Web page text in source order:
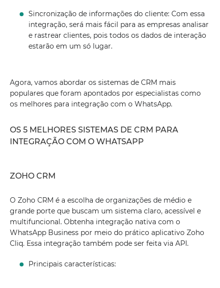
Sincronização de informações do cliente: Com essa
integração, será mais fácil para as empresas analisar
e rastrear clientes, pois todos os dados de interação
estarão em um só lugar.
Agora, vamos abordar os sistemas de CRM mais
populares que foram apontados por especialistas como
os melhores para integração com o WhatsApp.
OS 5 MELHORES SISTEMAS DE CRM PARA
INTEGRAÇÃO COM O WHATSAPP
ZOHO CRM
O Zoho CRM é a escolha de organizações de médio e
grande porte que buscam um sistema claro, acessível e
multifuncional. Obtenha integração nativa com o
WhatsApp Business por meio do prático aplicativo Zoho
Cliq. Essa integração também pode ser feita via API.
Principais características: